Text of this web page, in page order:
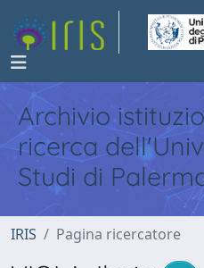
Archivio
ricerca
Studi di
IRIS Pagina ricercatore